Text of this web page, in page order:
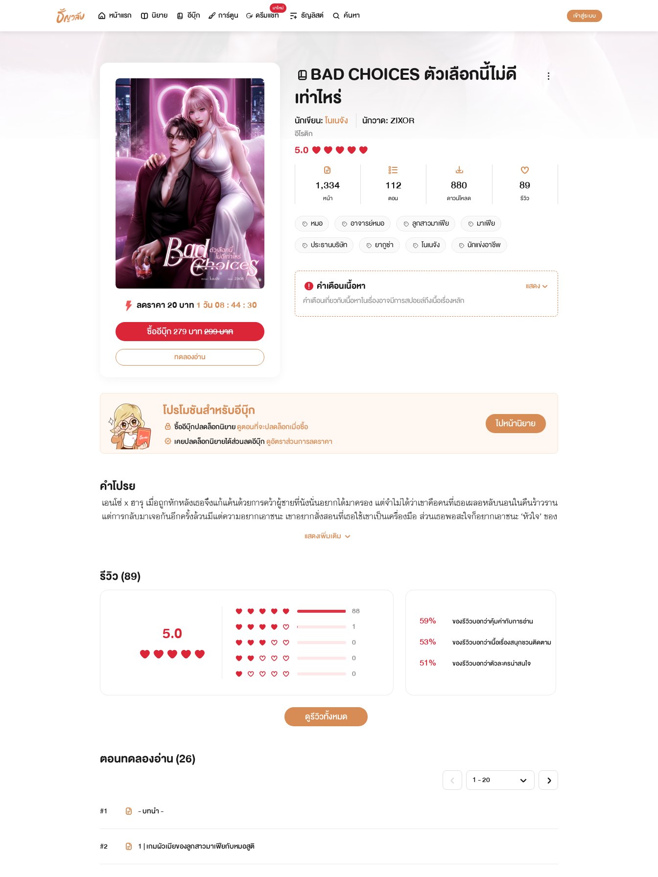
หน้าแรก นิยาย อีบุ๊ก การ์ตูน
มาใหม่
ดรีมแชท ธัญลิสต์ ค้นหา เข้าสู่ระบบ
ลดราคา20 บาท 1 วัน 08 : 44 : 30
ซื้ออีบุ๊ก 279 บาท299 บาท
ทดลองอ่าน
BAD CHOICES ตัวเลือกนี้ไม่ดี
เท่าไหร่
นักเขียน:โนเนจัง นักวาด: ZIXOR
อีโรติก
5.0
1,334
หน้า
112
ตอน
880
ดาวน์โหลด
89
รีวิว
หมอ อาจารย์หมอ ลูกสาวมาเฟีย
มาเฟีย
ประธานบริษัท
ยากูซ่า โนเนจัง นักแข่งอาชีพ
คำเตือนเนื้อหา
แสดง
คำเตือนเกี่ยวกับเนื้อหาในเรื่องอาจมีการสปอยล์ถึงเนื้อเรื่องหลัก
โปรโมชันสำหรับอีบุ๊ก
ซื้ออีบุ๊กปลดล็อกนิยายดูตอนที่จะปลดล็อกเมื่อซื้อ
เคยปลดล็อกนิยายได้ส่วนลดอีบุ๊กดูอัตราส่วนการลดราคา
ไปหน้านิยาย
คำโปรย
เอนโซ่ x ฮารุ เมื่อถูกหักหลังเธอจึงแก้แค้นด้วยการคว้าผู้ชายที่นังนั่นอยากได้มาครอง แต่จำไม่ได้ว่าเขาคือคนที่เธอเผลอหลับนอนในคืนร้าวราน
แต่การกลับมาเจอกันอีกครั้งล้วนมีแต่ความอยากเอาชนะ เขาอยากสั่งสอนที่เธอใช้เขาเป็นเครื่องมือ ส่วนเธอพอสะใจก็อยากเอาชนะ ‘หัวใจ’ ของ
เขา เมื่อเป้าหมายไม่ตรงกัน จึงจบกันด้วยการจากลา แต่นั่นกลับเป็นจุดเปลี่ยน... ❝ ผัวก็เป็นให้แล้ว พ่อของลูกก็เป็นให้แล้ว เธอจะเอาอะไรกับ
ฉันอีก? ❞ ประโยคนี้แหละที่ชี้ชะตา ให้เขายกธงขาวต่อเธอ.... -- -ภาพประกอบ 27 ภาพ -แจกของที่ระลึก
แสดงเพิ่มเติม
รีวิว (89)
5.0
88
1
0
0
0
59% ของรีวิวบอกว่าคุ้มค่ากับการอ่าน
53% ของรีวิวบอกว่าเนื้อเรื่องสนุกชวนติดตาม
51% ของรีวิวบอกว่าตัวละครน่าสนใจ
ดูรีวิวทั้งหมด
ตอนทดลองอ่าน (26)
#1 - บทนำ -
#2 1 | เกมผัวเมียของลูกสาวมาเฟียกับหมอสูติ